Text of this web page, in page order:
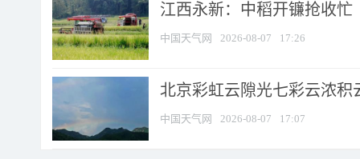
江西永新：中稻开镰抢收忙
中国天气网 2026-08-07 17:26
北京彩虹云隙光七彩云浓积
中国天气网 2026-08-07 17:07